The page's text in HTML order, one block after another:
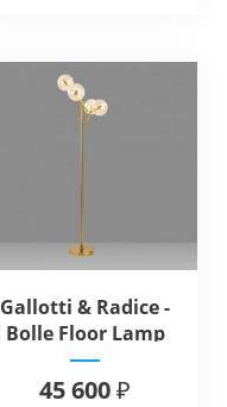
Gallotti & Radice -
Bolle Floor Lamp
45 600 ₽